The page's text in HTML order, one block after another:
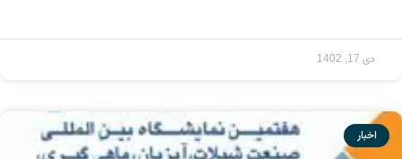
دی 17, 1402
اخبار